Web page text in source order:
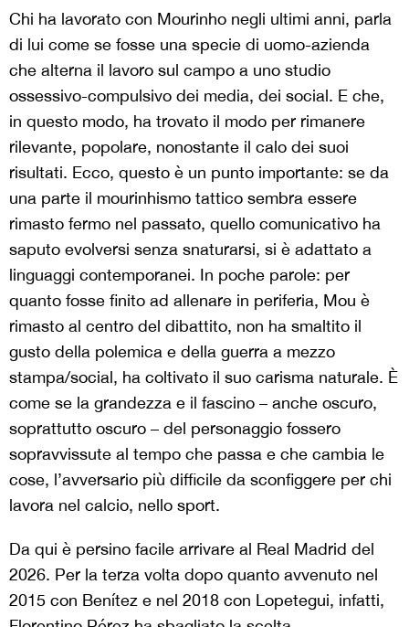
Chi ha lavorato con Mourinho negli ultimi anni, parla
di lui come se fosse una specie di uomo-azienda
che alterna il lavoro sul campo a uno studio
ossessivo-compulsivo dei media, dei social. E che,
in questo modo, ha trovato il modo per rimanere
rilevante, popolare, nonostante il calo dei suoi
risultati. Ecco, questo è un punto importante: se da
una parte il mourinhismo tattico sembra essere
rimasto fermo nel passato, quello comunicativo ha
saputo evolversi senza snaturarsi, si è adattato a
linguaggi contemporanei. In poche parole: per
quanto fosse finito ad allenare in periferia, Mou è
rimasto al centro del dibattito, non ha smaltito il
gusto della polemica e della guerra a mezzo
stampa/social, ha coltivato il suo carisma naturale. È
come se la grandezza e il fascino – anche oscuro,
soprattutto oscuro – del personaggio fossero
sopravvissute al tempo che passa e che cambia le
cose, l’avversario più difficile da sconfiggere per chi
lavora nel calcio, nello sport.
Da qui è persino facile arrivare al Real Madrid del
2026. Per la terza volta dopo quanto avvenuto nel
2015 con Benítez e nel 2018 con Lopetegui, infatti,